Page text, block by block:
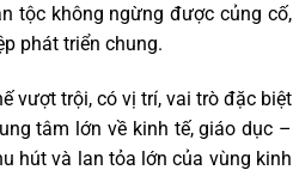
tộc không ngừng được củng cố,
phát triển chung.
vượt trội, có vị trí, vai trò đặc biệt
tâm lớn về kinh tế, giáo dục –
hút và lan tỏa lớn của vùng kinh